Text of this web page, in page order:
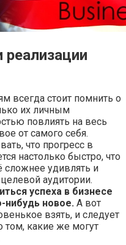
реализации
всегда стоит помнить о
их личным
повлиять на весь
от самого себя.
что прогресс в
настолько быстро, что
удивлять и
аудитории.
успеха в бизнесе
нибудь новое. А вот
взять, и следует
том, какие же могут